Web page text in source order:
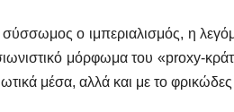
σύσσωμος ο ιμπεριαλισμός, η
μόρφωμα του «proxy-
μέσα, αλλά και με το